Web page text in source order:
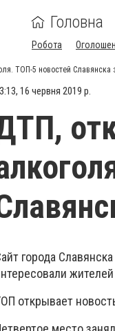
Головна
Робота
ТОП-5 новостей Славянска
16 червня 2019 р.
города
открывает